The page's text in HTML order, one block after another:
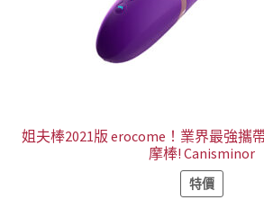
姐夫棒2021版 erocome！業界最強攜
摩棒! Canisminor
特價